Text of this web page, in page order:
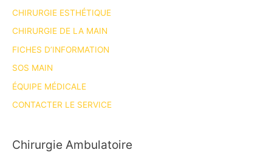
à
Nice
CHIRURGIE ESTHÉTIQUE
CHIRURGIE DE LA MAIN
FICHES D’INFORMATION
SOS MAIN
ÉQUIPE MÉDICALE
CONTACTER LE SERVICE
Chirurgie Ambulatoire